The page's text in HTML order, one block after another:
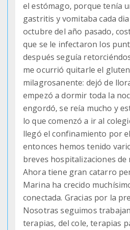
el estómago, porque tenía
gastritis y vomitaba cada
octubre del año pasado,
que se le infectaron los
después seguía
me ocurrió quitarle el
milagrosanente: dejó de
empezó a dormir toda la
engordó, se reía mucho y
lo que comenzó a ir al
llegó el confinamiento por
entonces hemos tenido
breves hospitalizaciones de
Ahora tiene gran catarro
Marina ha crecido
conectada. Gracias por la
Nosotras seguimos
terapias, del cole, terapias